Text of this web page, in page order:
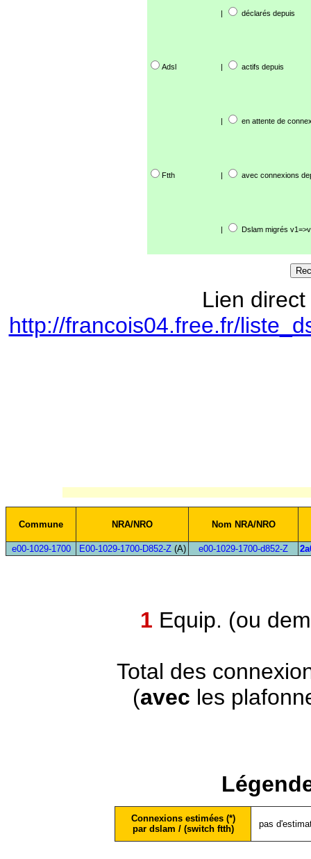
| déclarés depuis
Adsl | actifs depuis
| en attente de
Ftth | avec connexions
| Dslam migrés
Lien
http://francois04.free.fr/
Commune NRA/NRO Nom NRA/NRO
e00-1029-1700 E00-1029-1700-D852-Z(A) e00-1029-1700-d852-Z
1 Equip. (ou
Total des
(avec les
Connexions estimées (*)
par dslam / (switch ftth)
pas